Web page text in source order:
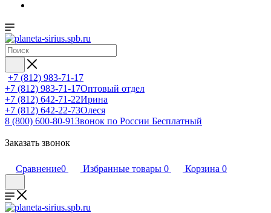
+7 (812) 983-71-17
+7 (812) 983-71-17Оптовый отдел
+7 (812) 642-71-22Ирина
+7 (812) 642-22-73Олеся
8 (800) 600-80-91Звонок по России Бесплатный
Заказать звонок
Сравнение0 Избранные товары 0 Корзина 0